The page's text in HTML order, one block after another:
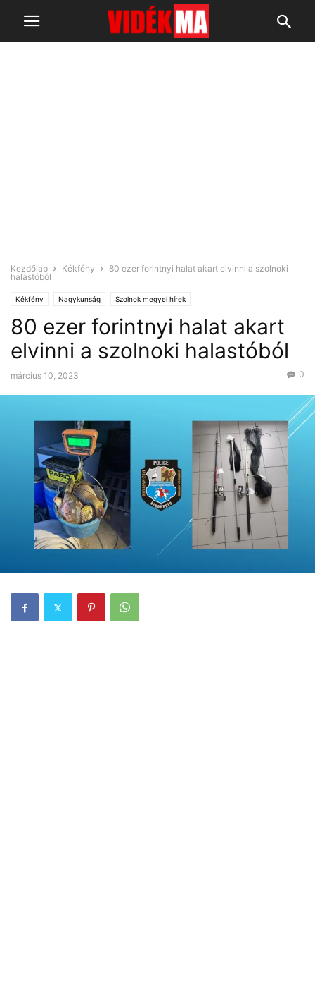
Kezdőlap Kékfény
80 ezer forintnyi halat akart elvinni a szolnoki
halastóból
Kékfény Nagykunság Szolnok megyei hírek
80 ezer forintnyi halat akart
elvinni a szolnoki halastóból
március 10, 2023 0